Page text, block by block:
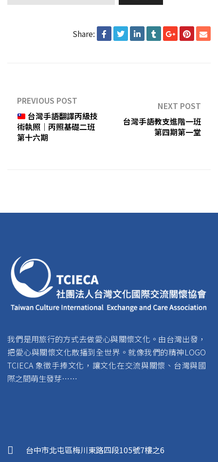
Share:
PREVIOUS POST
台灣手語翻譯丙級技
術執照｜丙照基礎二班
第十六期
NEXT POST
台灣手語教支進階一班
第四期第一堂
我們是用旅行的方式去做愛心與關懷文化。由台灣出發，
把愛心與關懷文化散播到全世界。就像我們的精神LOGO
TCIECA 象徵手捧文化，讓文化在交流與關懷、台灣與國
際之間萌生發芽……
台中市北屯區梅川東路四段105號7樓之6